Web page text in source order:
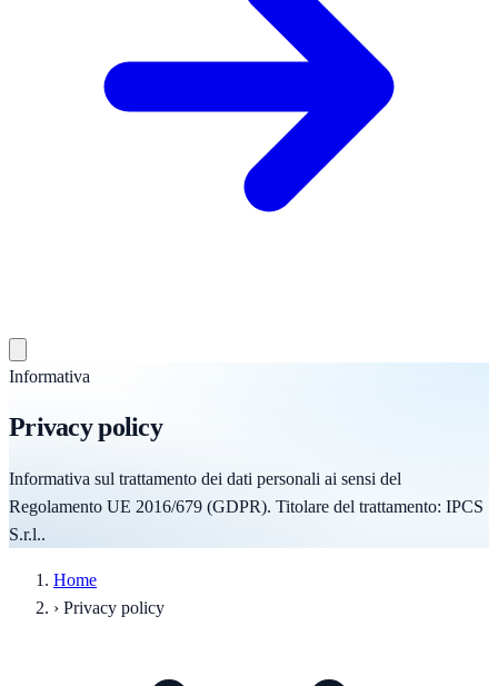
Informativa
Privacy policy
Informativa sul trattamento dei dati personali ai sensi del
Regolamento UE 2016/679 (GDPR). Titolare del trattamento: IPCS
S.r.l..
Home
› Privacy policy